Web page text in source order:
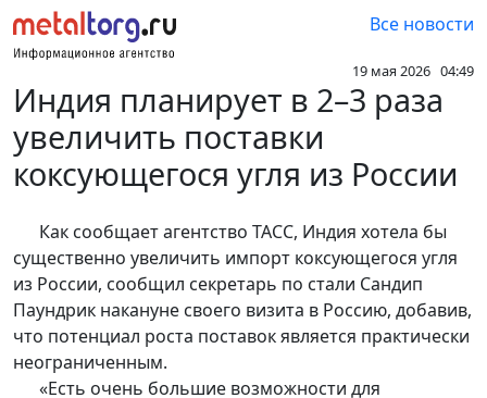
Все новости
19 мая 2026 04:49
Индия планирует в 2–3 раза
увеличить поставки
коксующегося угля из России
Как сообщает агентство TACC, Индия хотела бы
существенно увеличить импорт коксующегося угля
из России, сообщил секретарь по стали Сандип
Паундрик накануне своего визита в Россию, добавив,
что потенциал роста поставок является практически
неограниченным.
«Есть очень большие возможности для